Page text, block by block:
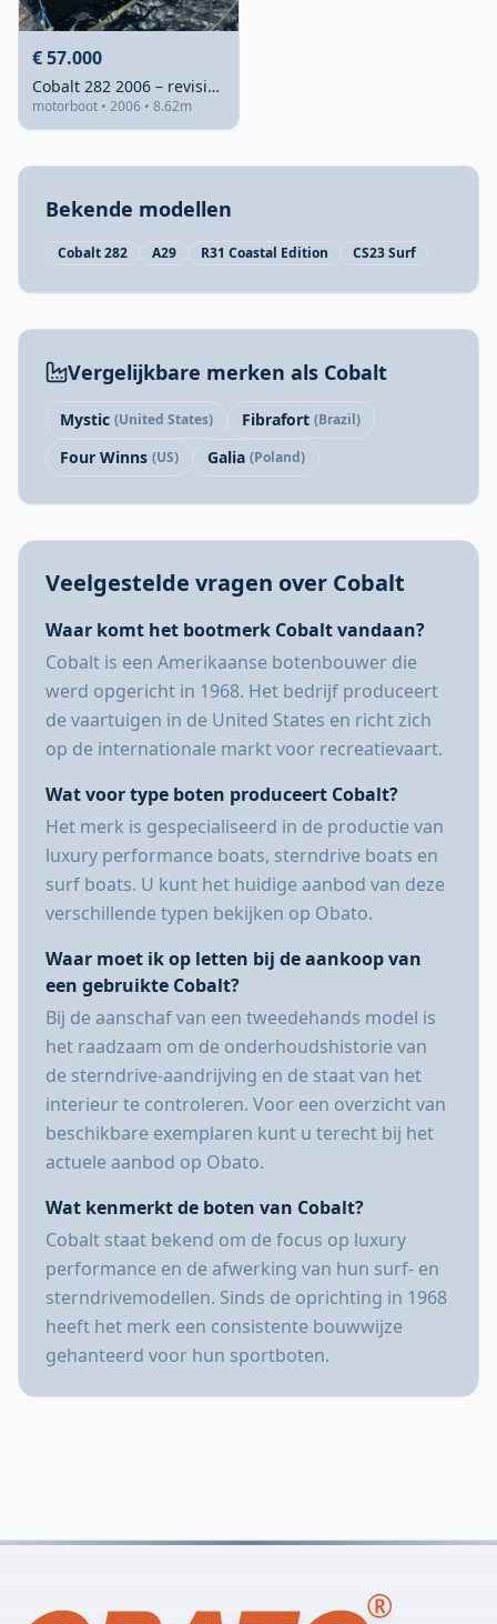
€ 57.000
Cobalt 282 2006 – revisie 2024, 375 pk
motorboot • 2006 • 8.62m
Bekende modellen
Cobalt 282 A29 R31 Coastal Edition CS23 Surf
Vergelijkbare merken als Cobalt
Mystic (United States) Fibrafort (Brazil)
Four Winns (US) Galia (Poland)
Veelgestelde vragen over Cobalt
Waar komt het bootmerk Cobalt vandaan?
Cobalt is een Amerikaanse botenbouwer die
werd opgericht in 1968. Het bedrijf produceert
de vaartuigen in de United States en richt zich
op de internationale markt voor recreatievaart.
Wat voor type boten produceert Cobalt?
Het merk is gespecialiseerd in de productie van
luxury performance boats, sterndrive boats en
surf boats. U kunt het huidige aanbod van deze
verschillende typen bekijken op Obato.
Waar moet ik op letten bij de aankoop van
een gebruikte Cobalt?
Bij de aanschaf van een tweedehands model is
het raadzaam om de onderhoudshistorie van
de sterndrive-aandrijving en de staat van het
interieur te controleren. Voor een overzicht van
beschikbare exemplaren kunt u terecht bij het
actuele aanbod op Obato.
Wat kenmerkt de boten van Cobalt?
Cobalt staat bekend om de focus op luxury
performance en de afwerking van hun surf- en
sterndrivemodellen. Sinds de oprichting in 1968
heeft het merk een consistente bouwwijze
gehanteerd voor hun sportboten.